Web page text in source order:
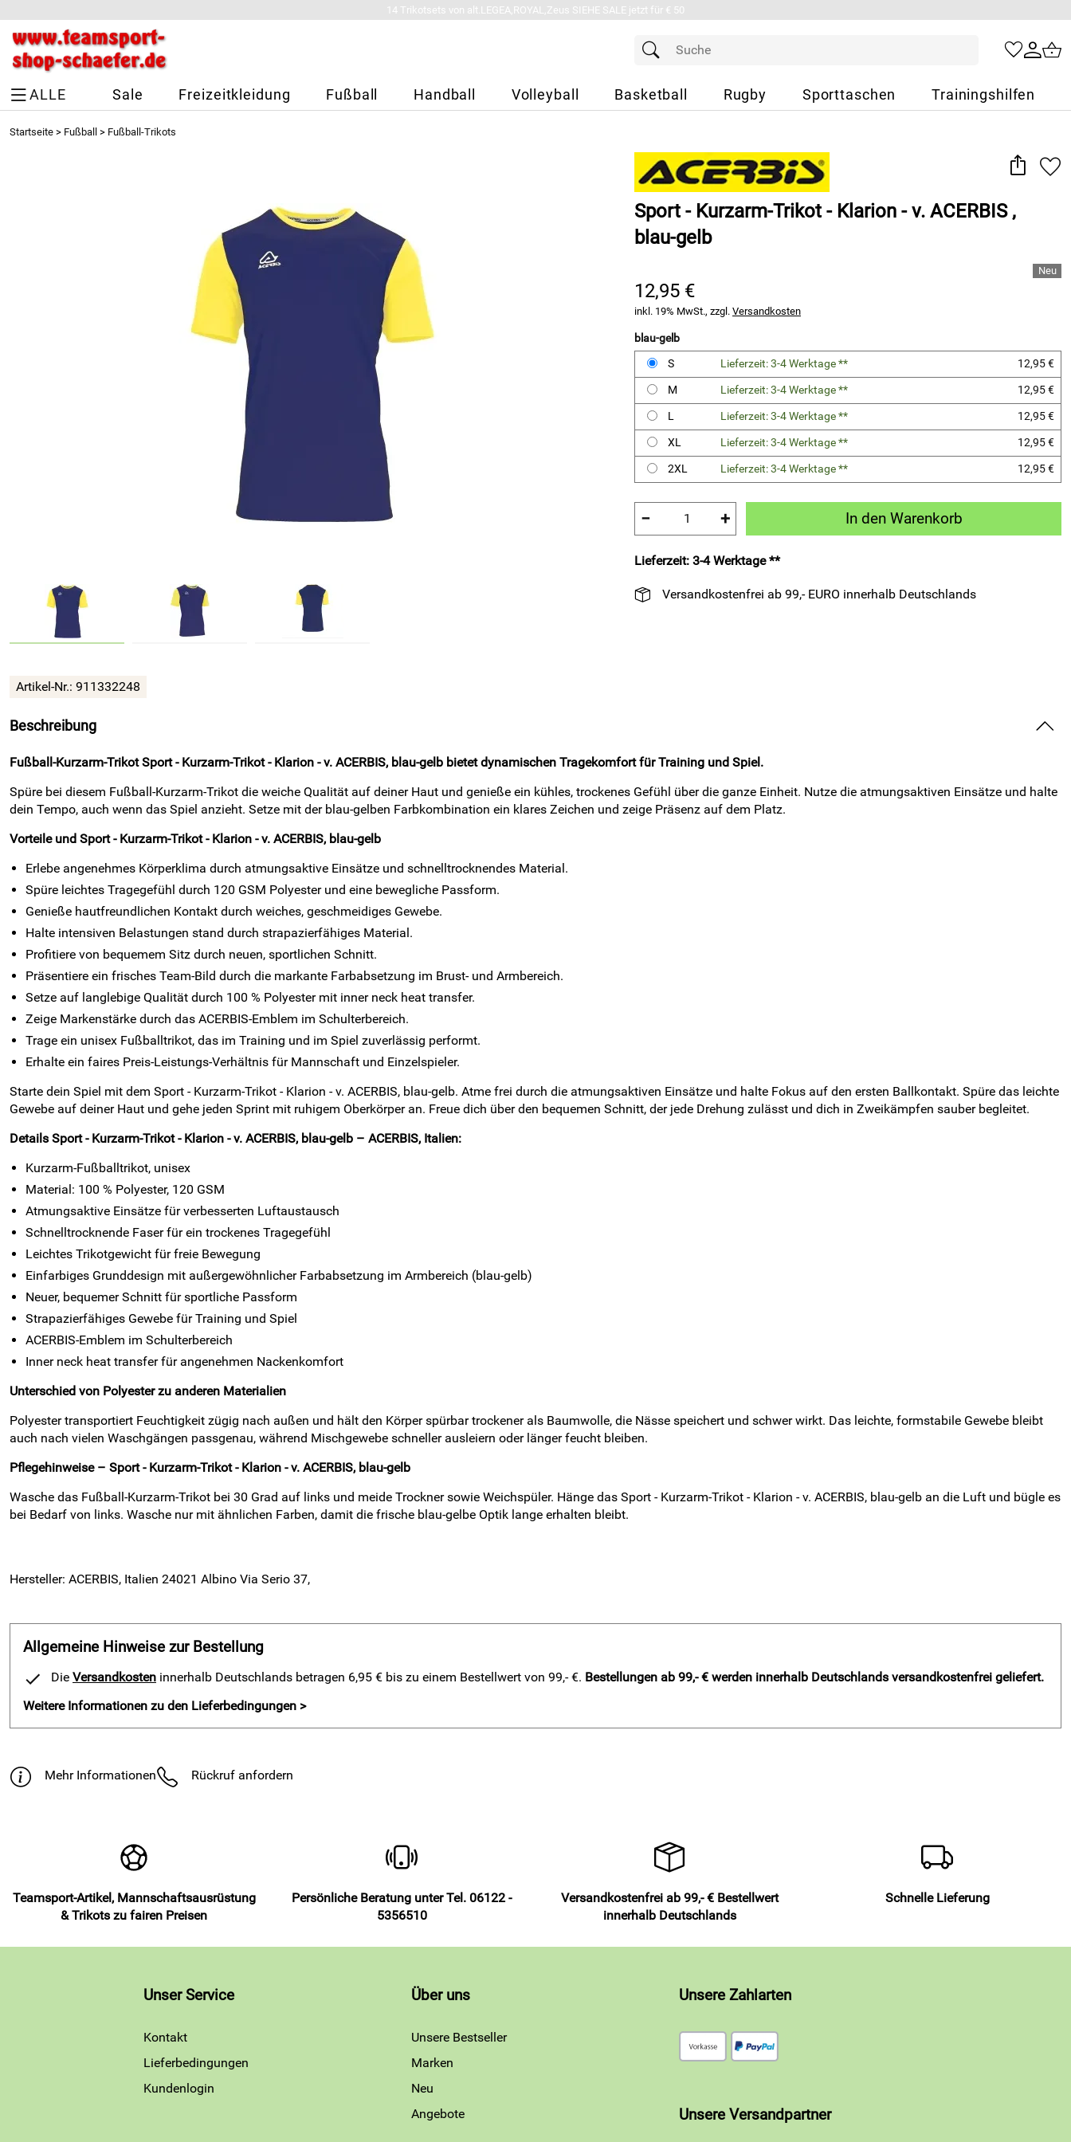
14 Trikotsets von alt.LEGEA,ROYAL,Zeus SIEHE SALE jetzt für € 50
ALLE Sale Freizeitkleidung Fußball Handball Volleyball Basketball Rugby Sporttaschen Trainingshilfen
Startseite > Fußball > Fußball-Trikots
Sport - Kurzarm-Trikot - Klarion - v. ACERBIS ,
blau-gelb
12,95 €
inkl. 19% MwSt., zzgl. Versandkosten
blau-gelb
S
Lieferzeit: 3-4 Werktage **
12,95 €
M
Lieferzeit: 3-4 Werktage **
12,95 €
L
Lieferzeit: 3-4 Werktage **
12,95 €
XL
Lieferzeit: 3-4 Werktage **
12,95 €
2XL
Lieferzeit: 3-4 Werktage ** 12,95 €
− + In den Warenkorb
Lieferzeit: 3-4 Werktage **
Versandkostenfrei ab 99,- EURO innerhalb Deutschlands
Artikel-Nr.: 911332248
Beschreibung
Fußball-Kurzarm-Trikot Sport - Kurzarm-Trikot - Klarion - v. ACERBIS, blau-gelb bietet dynamischen Tragekomfort für Training und Spiel.
Spüre bei diesem Fußball-Kurzarm-Trikot die weiche Qualität auf deiner Haut und genieße ein kühles, trockenes Gefühl über die ganze Einheit. Nutze die atmungsaktiven Einsätze und halte
dein Tempo, auch wenn das Spiel anzieht. Setze mit der blau-gelben Farbkombination ein klares Zeichen und zeige Präsenz auf dem Platz.
Vorteile und Sport - Kurzarm-Trikot - Klarion - v. ACERBIS, blau-gelb
Erlebe angenehmes Körperklima durch atmungsaktive Einsätze und schnelltrocknendes Material.
Spüre leichtes Tragegefühl durch 120 GSM Polyester und eine bewegliche Passform.
Genieße hautfreundlichen Kontakt durch weiches, geschmeidiges Gewebe.
Halte intensiven Belastungen stand durch strapazierfähiges Material.
Profitiere von bequemem Sitz durch neuen, sportlichen Schnitt.
Präsentiere ein frisches Team-Bild durch die markante Farbabsetzung im Brust- und Armbereich.
Setze auf langlebige Qualität durch 100 % Polyester mit inner neck heat transfer.
Zeige Markenstärke durch das ACERBIS-Emblem im Schulterbereich.
Trage ein unisex Fußballtrikot, das im Training und im Spiel zuverlässig performt.
Erhalte ein faires Preis-Leistungs-Verhältnis für Mannschaft und Einzelspieler.
Starte dein Spiel mit dem Sport - Kurzarm-Trikot - Klarion - v. ACERBIS, blau-gelb. Atme frei durch die atmungsaktiven Einsätze und halte Fokus auf den ersten Ballkontakt. Spüre das leichte
Gewebe auf deiner Haut und gehe jeden Sprint mit ruhigem Oberkörper an. Freue dich über den bequemen Schnitt, der jede Drehung zulässt und dich in Zweikämpfen sauber begleitet.
Details Sport - Kurzarm-Trikot - Klarion - v. ACERBIS, blau-gelb – ACERBIS, Italien:
Kurzarm-Fußballtrikot, unisex
Material: 100 % Polyester, 120 GSM
Atmungsaktive Einsätze für verbesserten Luftaustausch
Schnelltrocknende Faser für ein trockenes Tragegefühl
Leichtes Trikotgewicht für freie Bewegung
Einfarbiges Grunddesign mit außergewöhnlicher Farbabsetzung im Armbereich (blau-gelb)
Neuer, bequemer Schnitt für sportliche Passform
Strapazierfähiges Gewebe für Training und Spiel
ACERBIS-Emblem im Schulterbereich
Inner neck heat transfer für angenehmen Nackenkomfort
Unterschied von Polyester zu anderen Materialien
Polyester transportiert Feuchtigkeit zügig nach außen und hält den Körper spürbar trockener als Baumwolle, die Nässe speichert und schwer wirkt. Das leichte, formstabile Gewebe bleibt
auch nach vielen Waschgängen passgenau, während Mischgewebe schneller ausleiern oder länger feucht bleiben.
Pflegehinweise – Sport - Kurzarm-Trikot - Klarion - v. ACERBIS, blau-gelb
Wasche das Fußball-Kurzarm-Trikot bei 30 Grad auf links und meide Trockner sowie Weichspüler. Hänge das Sport - Kurzarm-Trikot - Klarion - v. ACERBIS, blau-gelb an die Luft und bügle es
bei Bedarf von links. Wasche nur mit ähnlichen Farben, damit die frische blau-gelbe Optik lange erhalten bleibt.
Hersteller: ACERBIS, Italien 24021 Albino Via Serio 37,
Allgemeine Hinweise zur Bestellung
Die Versandkosten innerhalb Deutschlands betragen 6,95 € bis zu einem Bestellwert von 99,- €. Bestellungen ab 99,- € werden innerhalb Deutschlands versandkostenfrei geliefert.
Weitere Informationen zu den Lieferbedingungen >
Mehr Informationen Rückruf anfordern
Teamsport-Artikel, Mannschaftsausrüstung
& Trikots zu fairen Preisen
Persönliche Beratung unter Tel. 06122 -
5356510
Versandkostenfrei ab 99,- € Bestellwert
innerhalb Deutschlands
Schnelle Lieferung
Unser Service
Kontakt
Lieferbedingungen
Kundenlogin
Über uns
Unsere Bestseller
Marken
Neu
Angebote
Unsere Zahlarten
Unsere Versandpartner